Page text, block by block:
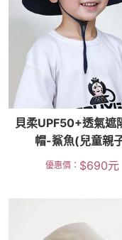
貝柔UPF50+透氣遮
帽-鯊魚(兒童親
優惠價： $690元